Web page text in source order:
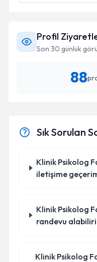
Profil
Son 30 günlük
88
Sık Sorulan
Klinik Psikolog
iletişime
Klinik Psikolog
randevu
Klinik Psikolog